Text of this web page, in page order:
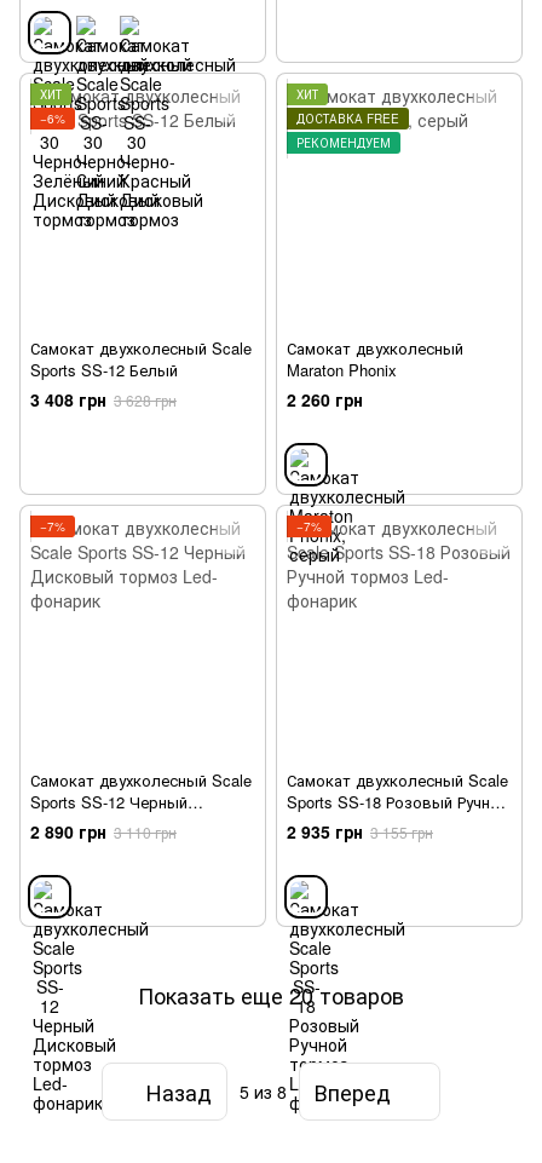
ХИТ
−6%
Самокат двухколесный Scale
Sports SS-12 Белый
3 408 грн 3 628 грн
ХИТ
ДОСТАВКА FREE
РЕКОМЕНДУЕМ
Самокат двухколесный
Maraton Phonix
2 260 грн
−7%
Самокат двухколесный Scale
Sports SS-12 Черный
Дисковый тормоз Led-
фонарик
2 890 грн 3 110 грн
−7%
Самокат двухколесный Scale
Sports SS-18 Розовый Ручной
тормоз Led-фонарик
2 935 грн 3 155 грн
Показать еще 20 товаров
Назад 5 из 8 Вперед